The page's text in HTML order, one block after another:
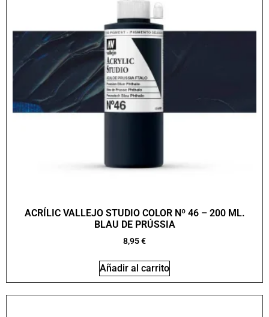
ACRÍLIC VALLEJO STUDIO COLOR Nº 46 – 200 ML.
BLAU DE PRÚSSIA
8,95€
Añadir al carrito